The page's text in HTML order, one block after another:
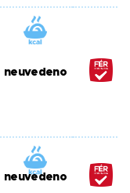
neuvedeno
neuvedeno